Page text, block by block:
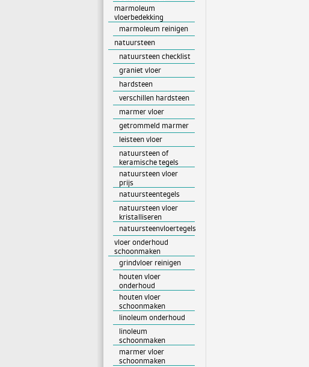
marmoleum
vloerbedekking
marmoleum reinigen
natuursteen
natuursteen checklist
graniet vloer
hardsteen
verschillen hardsteen
marmer vloer
getrommeld marmer
leisteen vloer
natuursteen of
keramische tegels
natuursteen vloer
prijs
natuursteentegels
natuursteen vloer
kristalliseren
natuursteenvloertegels
vloer onderhoud
schoonmaken
grindvloer reinigen
houten vloer
onderhoud
houten vloer
schoonmaken
linoleum onderhoud
linoleum
schoonmaken
marmer vloer
schoonmaken